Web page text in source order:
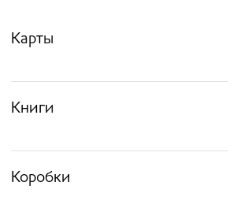
Карты
Книги
Коробки